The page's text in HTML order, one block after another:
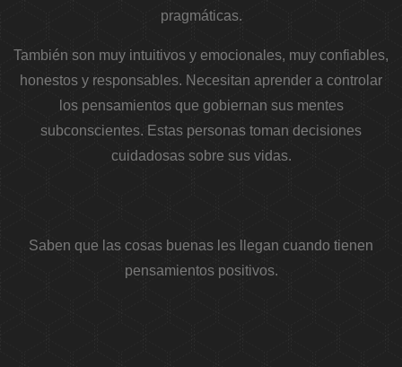
pragmáticas.
También son muy intuitivos y emocionales, muy confiables,
honestos y responsables. Necesitan aprender a controlar
los pensamientos que gobiernan sus mentes
subconscientes. Estas personas toman decisiones
cuidadosas sobre sus vidas.
Saben que las cosas buenas les llegan cuando tienen
pensamientos positivos.